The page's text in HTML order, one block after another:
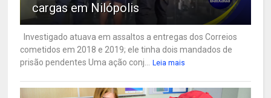
cargas em Nilópolis
Investigado atuava em assaltos a entregas dos Correios
cometidos em 2018 e 2019; ele tinha dois mandados de
prisão pendentes Uma ação conj...
Leia mais